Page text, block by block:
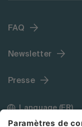
FAQ
Newsletter
Presse
Language (FR)